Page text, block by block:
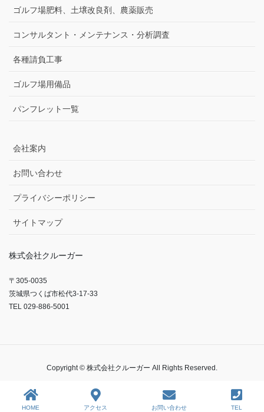
ゴルフ場肥料、土壌改良剤、農薬販売
コンサルタント・メンテナンス・分析調査
各種請負工事
ゴルフ場用備品
パンフレット一覧
会社案内
お問い合わせ
プライバシーポリシー
サイトマップ
株式会社クルーガー
〒305-0035
茨城県つくば市松代3-17-33
TEL 029-886-5001
Copyright © 株式会社クルーガー All Rights Reserved.
HOME アクセス お問い合わせ TEL